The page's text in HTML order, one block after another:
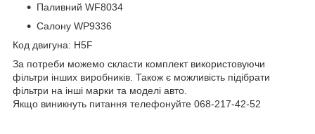
Паливний WF8034
Салону WP9336
Код двигуна: H5F
За потреби можемо скласти комплект використовуючи
фільтри інших виробників. Також є можливість підібрати
фільтри на інші марки та моделі авто.
Якщо виникнуть питання телефонуйте 068-217-42-52